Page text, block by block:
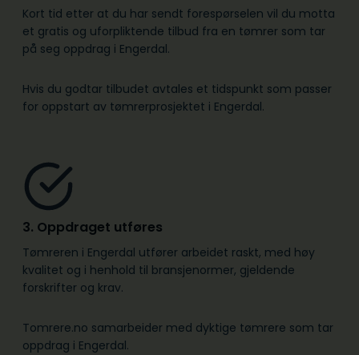
Kort tid etter at du har sendt forespørselen vil du motta
et gratis og uforpliktende tilbud fra en tømrer som tar
på seg oppdrag i Engerdal.
Hvis du godtar tilbudet avtales et tidspunkt som passer
for oppstart av tømrerprosjektet i Engerdal.
3. Oppdraget utføres
Tømreren i Engerdal utfører arbeidet raskt, med høy
kvalitet og i henhold til bransje­normer, gjeldende
forskrifter og krav.
Tomrere.no samarbeider med dyktige tømrere som tar
oppdrag i Engerdal.